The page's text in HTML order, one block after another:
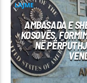
LAJME
AMBASADA E
KOSOVËS,
NË